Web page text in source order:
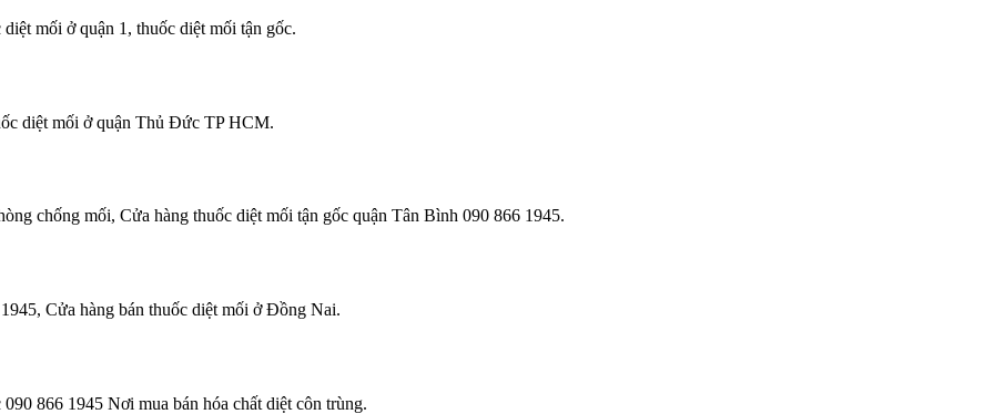
mối ở quận 1, thuốc diệt mối tận gốc.
diệt mối ở quận Thủ Đức TP HCM.
chống mối, Cửa hàng thuốc diệt mối tận gốc quận Tân Bình 090 866 1945.
Cửa hàng bán thuốc diệt mối ở Đồng Nai.
866 1945 Nơi mua bán hóa chất diệt côn trùng.